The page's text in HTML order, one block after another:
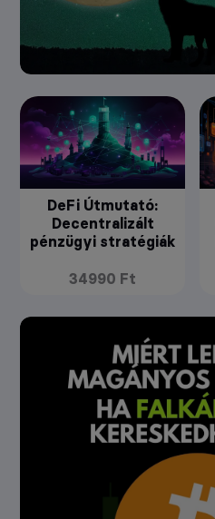
DeFi Útmutató:
Decentralizált
pénzügyi stratégiák
34990 Ft